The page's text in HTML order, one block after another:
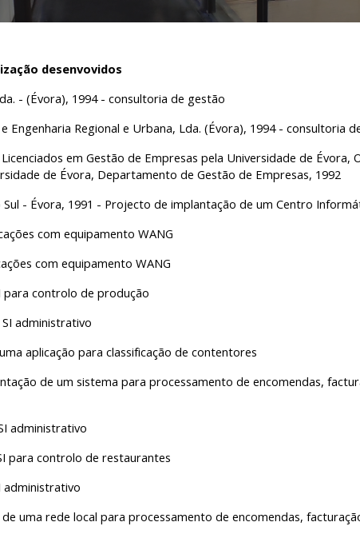
desenvovidos
- (Évora), 1994 - consultoria de gestão
Engenharia Regional e Urbana, Lda. (Évora), 1994 - consultoria
em Gestão de Empresas pela Universidade de Évora,
de Évora, Departamento de Gestão de Empresas, 1992
- Évora, 1991 - Projecto de implantação de um Centro
com equipamento WANG
com equipamento WANG
para controlo de produção
administrativo
aplicação para classificação de contentores
de um sistema para processamento de encomendas,
administrativo
para controlo de restaurantes
administrativo
uma rede local para processamento de encomendas,